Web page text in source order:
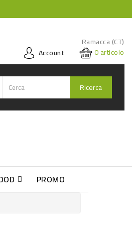
Ramacca (CT)
Account
0articolo
Ricerca
PROMO